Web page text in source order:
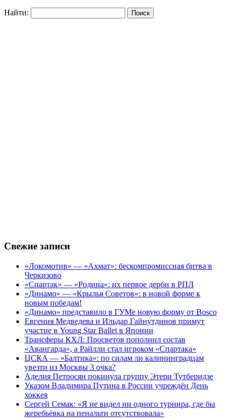
Найти:
Свежие записи
«Локомотив» — «Ахмат»: бескомпромиссная битва в
Черкизово
«Спартак» — «Родина»: их первое дерби в РПЛ
«Динамо» — «Крылья Советов»: в новой форме к
новым победам!
«Динамо» представило в ГУМе новую форму от Bosco
Евгения Медведева и Ильдар Гайнутдинов примут
участие в Young Star Ballet в Японии
Трансферы КХЛ: Просветов пополнил состав
«Авангарда», а Райлли стал игроком «Спартака»
ЦСКА — «Балтика»: по силам ли калининградцам
увезти из Москвы 3 очка?
Аделия Петросян покинула группу Этери Тутберидзе
Указом Владимира Путина в России учреждён День
хоккея
Сергей Семак: «Я не видел ни одного турнира, где бы
жеребьёвка на пенальти отсутствовала»